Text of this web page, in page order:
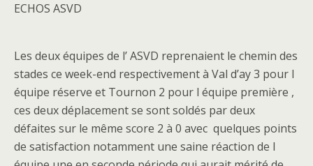
ECHOS ASVD
Les deux équipes de l’ ASVD reprenaient le chemin des
stades ce week-end respectivement à Val d’ay 3 pour l
équipe réserve et Tournon 2 pour l équipe première ,
ces deux déplacement se sont soldés par deux
défaites sur le même score 2 à 0 avec quelques points
de satisfaction notamment une saine réaction de l